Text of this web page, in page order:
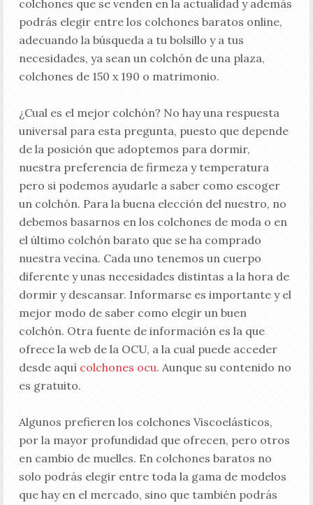
colchones que se venden en la actualidad y además
podrás elegir entre los colchones baratos online,
adecuando la búsqueda a tu bolsillo y a tus
necesidades, ya sean un colchón de una plaza,
colchones de 150 x 190 o matrimonio.
¿Cual es el mejor colchón? No hay una respuesta
universal para esta pregunta, puesto que depende
de la posición que adoptemos para dormir,
nuestra preferencia de firmeza y temperatura
pero si podemos ayudarle a saber como escoger
un colchón. Para la buena elección del nuestro, no
debemos basarnos en los colchones de moda o en
el último colchón barato que se ha comprado
nuestra vecina. Cada uno tenemos un cuerpo
diferente y unas necesidades distintas a la hora de
dormir y descansar. Informarse es importante y el
mejor modo de saber como elegir un buen
colchón. Otra fuente de información es la que
ofrece la web de la OCU, a la cual puede acceder
desde aquí colchones ocu. Aunque su contenido no
es gratuito.
Algunos prefieren los colchones Viscoelásticos,
por la mayor profundidad que ofrecen, pero otros
en cambio de muelles. En colchones baratos no
solo podrás elegir entre toda la gama de modelos
que hay en el mercado, sino que también podrás